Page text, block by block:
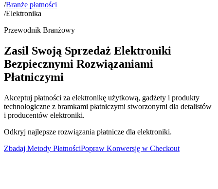
/Branże płatności
/Elektronika
Przewodnik Branżowy
Zasil Swoją Sprzedaż Elektroniki
Bezpiecznymi Rozwiązaniami
Płatniczymi
Akceptuj płatności za elektronikę użytkową, gadżety i produkty
technologiczne z bramkami płatniczymi stworzonymi dla detalistów
i producentów elektroniki.
Odkryj najlepsze rozwiązania płatnicze dla elektroniki.
Zbadaj Metody PłatnościPopraw Konwersję w Checkout